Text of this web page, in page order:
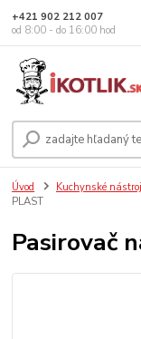
+421 902 212 007
od 8:00 - do 16:00 hod
Úvod Kuchynské
PLAST
Pasirovač